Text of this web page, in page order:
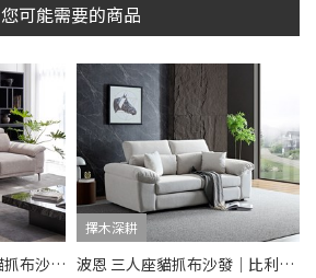
您可能需要的商品
滑軌沙發｜曼德爾L型貓抓布沙發｜ 可調頭枕 × 耐磨防潑水 × 左右型–擇木深耕
擇木深耕
波恩 三人座貓抓布沙發｜比利時貓抓布 × 可調式頭靠 × 寬扶手設計 – 擇木深耕